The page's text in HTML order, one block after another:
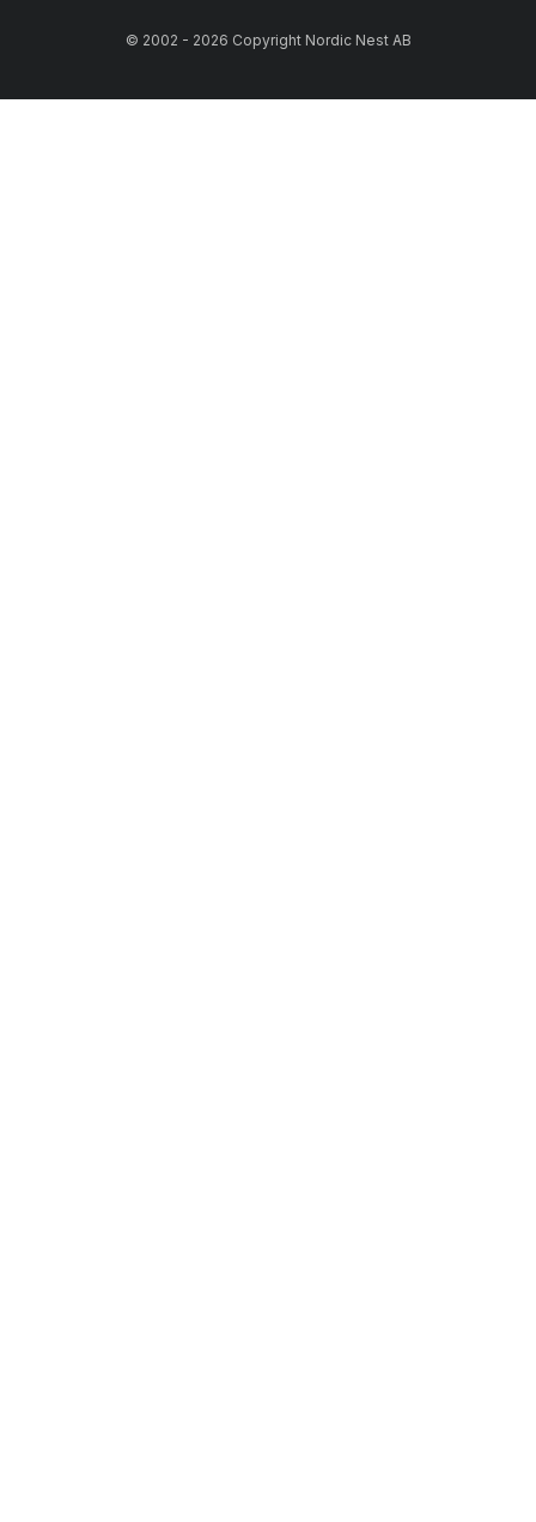
© 2002 - 2026 Copyright Nordic Nest AB